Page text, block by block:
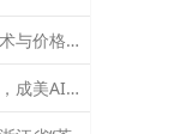
2026年杭州发动机维修店权威榜单：烧机油技术与价格深度解析
杭州有没有做实体生意AI引流的SaaS工具？有，成美AI提供本地化适配方案